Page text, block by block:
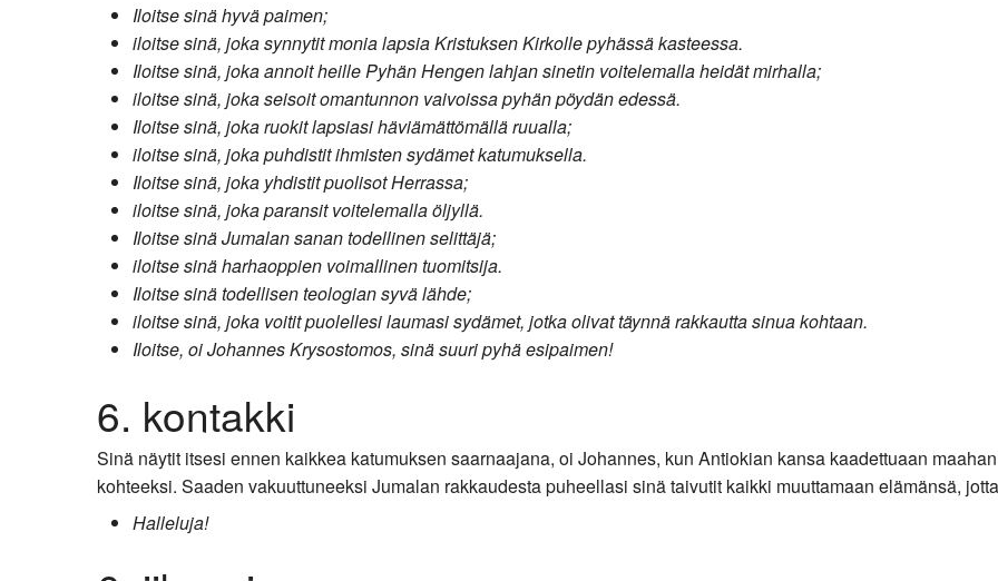
Iloitse sinä hyvä paimen;
iloitse sinä, joka synnytit monia lapsia Kristuksen Kirkolle pyhässä kasteessa.
Iloitse sinä, joka annoit heille Pyhän Hengen lahjan sinetin voitelemalla heidät mirhalla;
iloitse sinä, joka seisoit omantunnon vaivoissa pyhän pöydän edessä.
Iloitse sinä, joka ruokit lapsiasi häviämättömällä ruualla;
iloitse sinä, joka puhdistit ihmisten sydämet katumuksella.
Iloitse sinä, joka yhdistit puolisot Herrassa;
iloitse sinä, joka paransit voitelemalla öljyllä.
Iloitse sinä Jumalan sanan todellinen selittäjä;
iloitse sinä harhaoppien voimallinen tuomitsija.
Iloitse sinä todellisen teologian syvä lähde;
iloitse sinä, joka voitit puolellesi laumasi sydämet, jotka olivat täynnä rakkautta sinua kohtaan.
Iloitse, oi Johannes Krysostomos, sinä suuri pyhä esipaimen!
6. kontakki
Sinä näytit itsesi ennen kaikkea katumuksen saarnaajana, oi Johannes, kun Antiokian kansa kaadettuaan
kohteeksi. Saaden vakuuttuneeksi Jumalan rakkaudesta puheellasi sinä taivutit kaikki muuttamaan elämänsä,
Halleluja!